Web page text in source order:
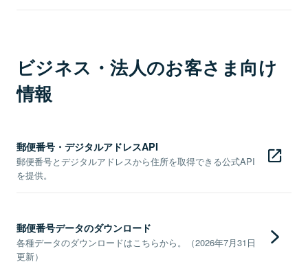
ビジネス・法人のお客さま向け
情報
郵便番号・デジタルアドレスAPI
郵便番号とデジタルアドレスから住所を取得できる公式API
を提供。
郵便番号データのダウンロード
各種データのダウンロードはこちらから。（2026年7月31日
更新）